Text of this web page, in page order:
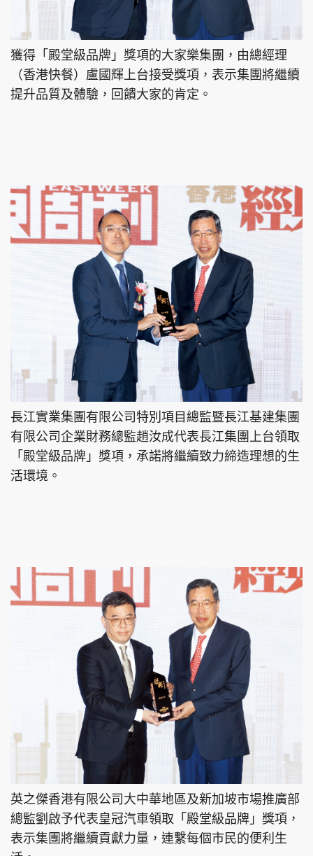
獲得「殿堂級品牌」獎項的大家樂集團，由總經理
（香港快餐）盧國輝上台接受獎項，表示集團將繼續
提升品質及體驗，回饋大家的肯定。
長江實業集團有限公司特別項目總監暨長江基建集團
有限公司企業財務總監趙汝成代表長江集團上台領取
「殿堂級品牌」獎項，承諾將繼續致力締造理想的生
活環境。
英之傑香港有限公司大中華地區及新加坡市場推廣部
總監劉啟予代表皇冠汽車領取「殿堂級品牌」獎項，
表示集團將繼續貢獻力量，連繫每個市民的便利生